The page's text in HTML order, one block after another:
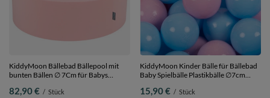
KiddyMoon Bällebad Bällepool mit
bunten Bällen ∅ 7Cm für Babys
x 30 cm 300 Bälle
82,90 € / Stück
KiddyMoon Kinder Bälle für Bällebad
Baby Spielbälle Plastikbälle ∅7cm
Bälle/7cm
15,90 € / Stück